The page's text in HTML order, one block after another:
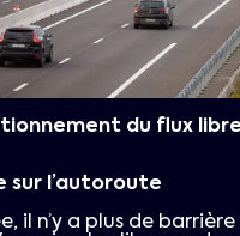
du flux
sur l’autoroute
il n’y a plus de